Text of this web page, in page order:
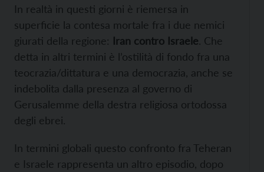
In realtà in questi giorni è riemersa in
superficie la contesa mortale fra i due nemici
giurati della regione: Iran contro Israele. Che
detta in altri termini è l’ostilità di fondo fra una
teocrazia/dittatura e una democrazia, anche se
indebolita dalla presenza al governo di
Gerusalemme della destra religiosa ortodossa
degli ebrei.
In termini globali questo confronto fra Teheran
e Israele rappresenta un altro episodio, dopo